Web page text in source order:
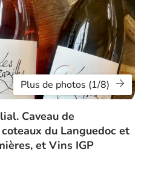
Plus de photos (1/8)
Caveau de
du Languedoc et
et Vins IGP